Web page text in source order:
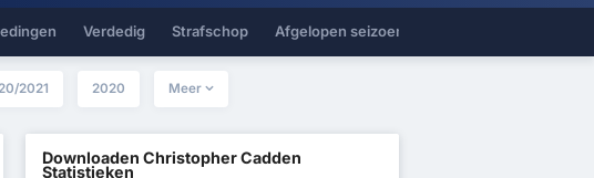
Verdedig Strafschop Afgelopen seizoenen
2021 2020 Meer
Downloaden Christopher Cadden
Statistieken